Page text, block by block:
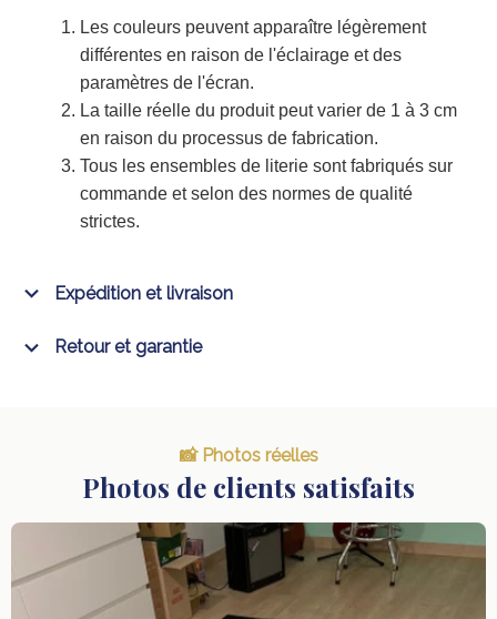
Les couleurs peuvent apparaître légèrement
différentes en raison de l'éclairage et des
paramètres de l'écran.
La taille réelle du produit peut varier de 1 à 3 cm
en raison du processus de fabrication.
Tous les ensembles de literie sont fabriqués sur
commande et selon des normes de qualité
strictes.
Expédition et livraison
Retour et garantie
📸 Photos réelles
Photos de clients satisfaits